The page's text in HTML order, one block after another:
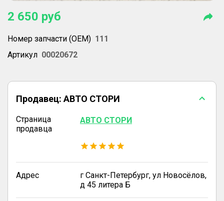
2 650 руб
Номер запчасти (OEM) 111
Артикул 00020672
Продавец: АВТО СТОРИ
Страница
продавца
АВТО СТОРИ
Адрес
г Санкт-Петербург, ул Новосёлов,
д 45 литера Б